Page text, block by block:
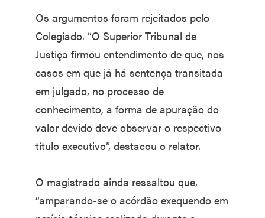
Os argumentos foram rejeitados pelo
Colegiado. “O Superior Tribunal de
Justiça firmou entendimento de que, nos
casos em que já há sentença transitada
em julgado, no processo de
conhecimento, a forma de apuração do
valor devido deve observar o respectivo
título executivo”, destacou o relator.
O magistrado ainda ressaltou que,
“amparando-se o acórdão exequendo em